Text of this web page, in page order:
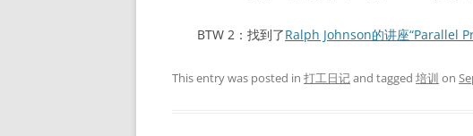
BTW 2：找到了Ralph Johnson的讲座“Parallel
This entry was posted in 打工日记and tagged 培训 on